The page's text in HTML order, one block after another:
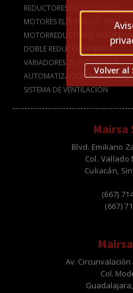
Volver al
REDUCTORES DE VELOCIDAD
MOTORES ELÉCTRICOS - WEG
MOTORREDUCTORES
DOBLE REDUCCIÓN NMRV
VARIADORES DE FRECUENCIA
AUTOMATIZACION INDUSTRIAL
SISTEMA DE VENTILACION
Mairsa
Blvd. Emiliano
Col. Vallado
Culiacán,
(667)
(667)
Av.
Col.